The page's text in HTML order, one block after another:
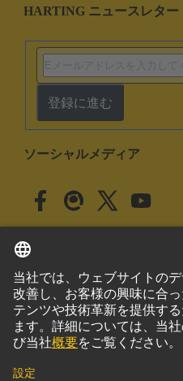
HARTING ニュースレター
登録に進む
ソーシャルメディア
日本 日本語
© ハーティング株式会社